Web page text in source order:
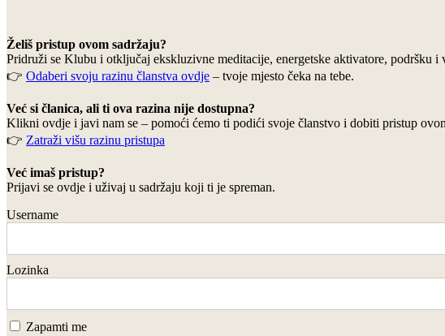
Želiš pristup ovom sadržaju?
Pridruži se Klubu i otključaj ekskluzivne meditacije, energetske aktivatore, podršku
👉 Odaberi svoju razinu članstva ovdje – tvoje mjesto čeka na tebe.
Već si članica, ali ti ova razina nije dostupna?
Klikni ovdje i javi nam se – pomoći ćemo ti podići svoje članstvo i dobiti pristup
👉 Zatraži višu razinu pristupa
Već imaš pristup?
Prijavi se ovdje i uživaj u sadržaju koji ti je spreman.
Username
Lozinka
Zapamti me